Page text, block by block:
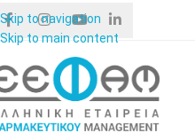
Skip to navigation
Skip to main content